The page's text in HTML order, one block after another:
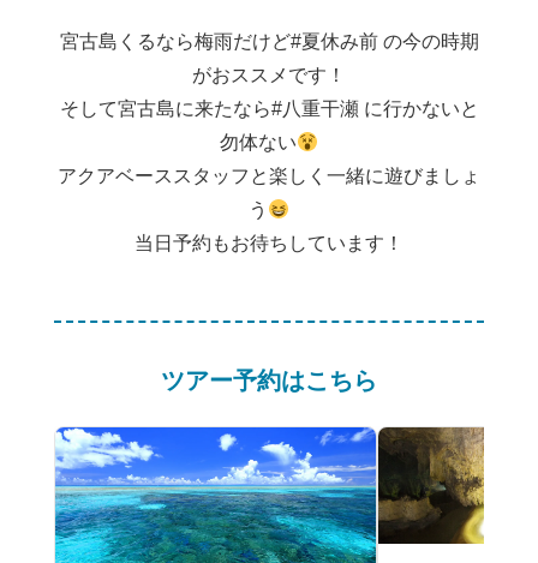
宮古島くるなら梅雨だけど#夏休み前 の今の時期
がおススメです！
そして宮古島に来たなら#八重干瀬 に行かないと
勿体ない
アクアベーススタッフと楽しく一緒に遊びましょ
う
当日予約もお待ちしています！
ツアー予約はこちら